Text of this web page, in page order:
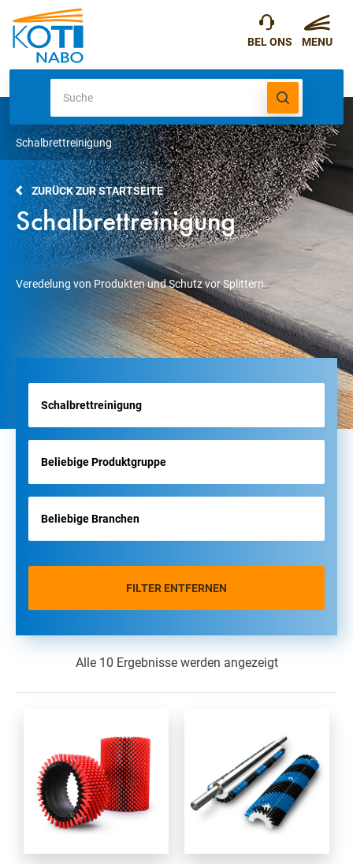
Schalbrettreinigung
ZURÜCK ZUR STARTSEITE
Schalbrettreinigung
Veredelung von Produkten und Schutz vor Splittern.
FILTER ENTFERNEN
Alle 10 Ergebnisse werden angezeigt